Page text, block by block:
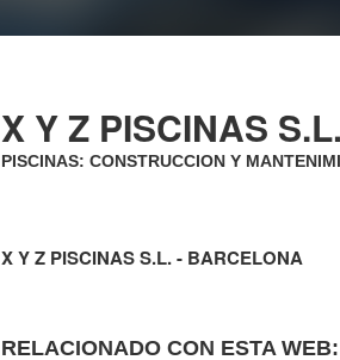
X Y Z PISCINAS
PISCINAS: CONSTRUCCION Y
X Y Z PISCINAS S.L. - BARCELONA
RELACIONADO CON ESTA WEB: